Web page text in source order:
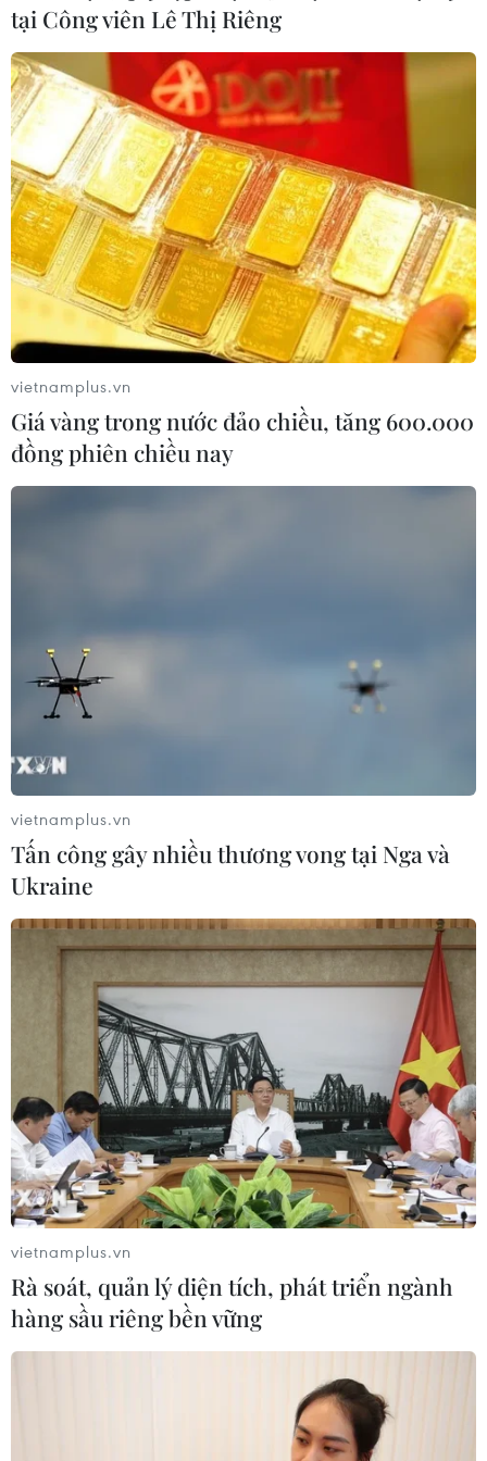
kinh tế-xã hội địa phương thông qua các hoạt động du
lịch, đầu tư, kinh doanh.
Bộ GTVT nói gì về đề xuất bổ sung cảng
hàng không của 10 địa phương?
phương.
tại Công viên Lê Thị Riêng
vietnamplus.vn
Giá vàng trong nước đảo chiều, tăng 600.000
đồng phiên chiều nay
vietnamplus.vn
Tấn công gây nhiều thương vong tại Nga và
Ukraine
vietnamplus.vn
Rà soát, quản lý diện tích, phát triển ngành
hàng sầu riêng bền vững